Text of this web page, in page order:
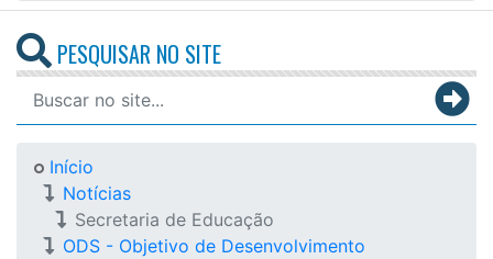
PESQUISAR NO SITE
Início
Notícias
Secretaria de Educação
ODS - Objetivo de Desenvolvimento